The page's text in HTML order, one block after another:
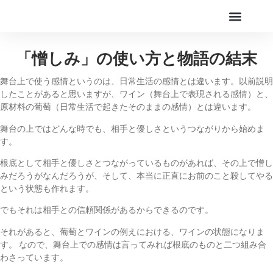
「憎しみ」の使い方と物語の結末
舞台上で使う感情というのは、日常生活の感情とは違います。以前説明
したことがあると思いますが、ワイン（舞台上で表現される感情）と、
原材料の葡萄（日常生活で起きたそのままの感情）とは違います。
舞台の上ではどんな時でも、相手と優しさというつながりから始めま
す。
根底として相手と優しさとつながっているものがあれば、その上で憎し
みだろうがなんだろうが、そして、本当に正直にお前のこと殺してやる
という状態も作れます。
でもそれは相手との信頼関係があるからできるのです。
それがあると、葡萄とワインの例えにおける、ワインの状態になりま
す。 なので、舞台上での感情は言ってみれば根底のものと二つ組み合
わさっています。